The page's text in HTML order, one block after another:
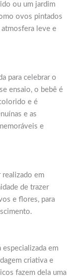
ou um jardim
ovos pintados
leve e
para celebrar o
ensaio, o bebê é
e é
e as
e
em
de trazer
e flores, para
especializada em
criativa e
fazem dela uma